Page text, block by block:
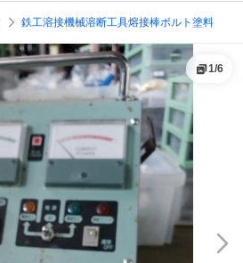
鉄工溶接機械溶断工具熔接棒ボルト塗料
1/6